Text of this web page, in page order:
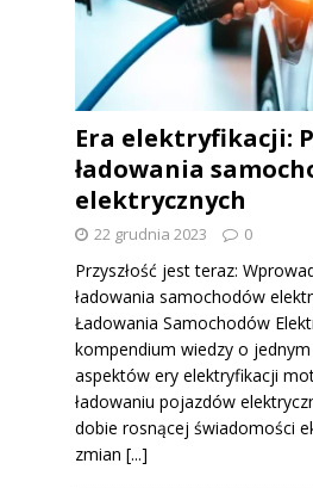
Era elektryfikacji:
ładowania
elektrycznych
22 grudnia 2023 0
Przyszłość jest teraz:
ładowania samochodów
Ładowania Samochodów
kompendium wiedzy o
aspektów ery elektryfikacji
ładowaniu pojazdów
dobie rosnącej świadomości
zmian [...]